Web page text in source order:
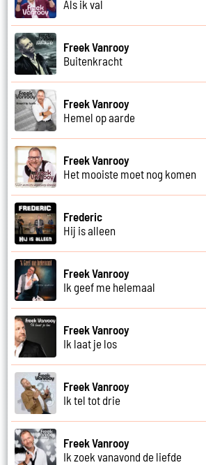
Als ik val
Freek Vanrooy
Buitenkracht
Freek Vanrooy
Hemel op aarde
Freek Vanrooy
Het mooiste moet nog komen
Frederic
Hij is alleen
Freek Vanrooy
Ik geef me helemaal
Freek Vanrooy
Ik laat je los
Freek Vanrooy
Ik tel tot drie
Freek Vanrooy
Ik zoek vanavond de liefde